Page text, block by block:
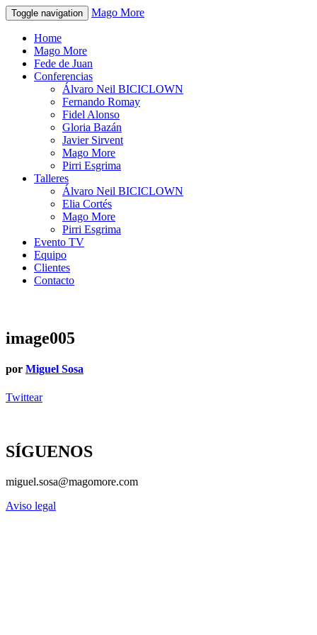
Toggle navigation Mago More
Home
Mago More
Fede de Juan
Conferencias
Álvaro Neil BICICLOWN
Fernando Romay
Fidel Alonso
Gloria Bazán
Javier Sirvent
Mago More
Pirri Esgrima
Talleres
Álvaro Neil BICICLOWN
Elia Cortés
Mago More
Pirri Esgrima
Evento TV
Equipo
Clientes
Contacto
image005
por Miguel Sosa
Twittear
SÍGUENOS
miguel.sosa@magomore.com
Aviso legal